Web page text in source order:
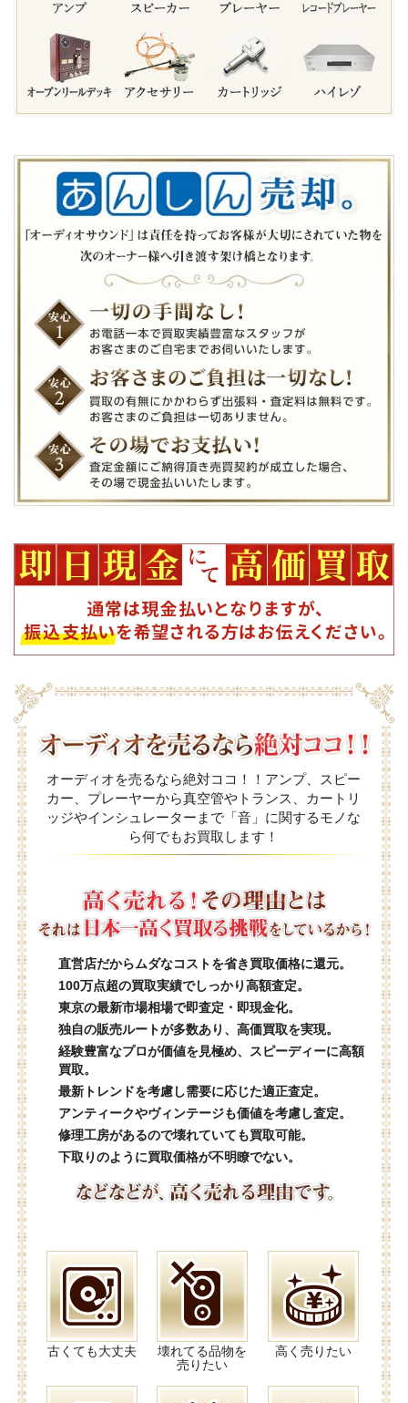
オーディオを売るなら絶対ココ！！アンプ、スピー
カー、プレーヤーから真空管やトランス、カートリ
ッジやインシュレーターまで「音」に関するモノな
ら何でもお買取します！
直営店だからムダなコストを省き買取価格に還元。
100万点超の買取実績でしっかり高額査定。
東京の最新市場相場で即査定・即現金化。
独自の販売ルートが多数あり、高価買取を実現。
経験豊富なプロが価値を見極め、スピーディーに高額
買取。
最新トレンドを考慮し需要に応じた適正査定。
アンティークやヴィンテージも価値を考慮し査定。
修理工房があるので壊れていても買取可能。
下取りのように買取価格が不明瞭でない。
古くても大丈夫
壊れてる品物を
売りたい
高く売りたい